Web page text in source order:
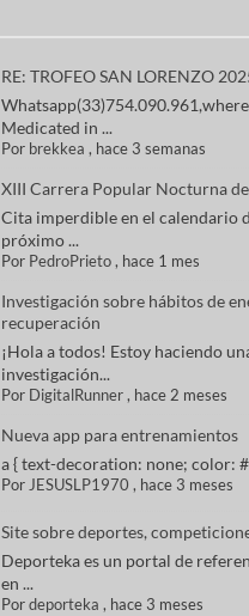
RE: TROFEO SAN LORENZO
Medicated in ...
Por brekkea , hace 3 semanas
XIII Carrera Popular Nocturna
Cita imperdible en el calendario
próximo ...
Por PedroPrieto, hace 1 mes
Investigación sobre hábitos de
recuperación
¡Hola a todos! Estoy haciendo
investigación...
Por DigitalRunner, hace 2 meses
Nueva app para entrenamientos
a { text-decoration: none; color:
Por JESUSLP1970 , hace 3 meses
Site sobre deportes,
Deporteka es un portal de
en ...
Pordeporteka , hace 3 meses